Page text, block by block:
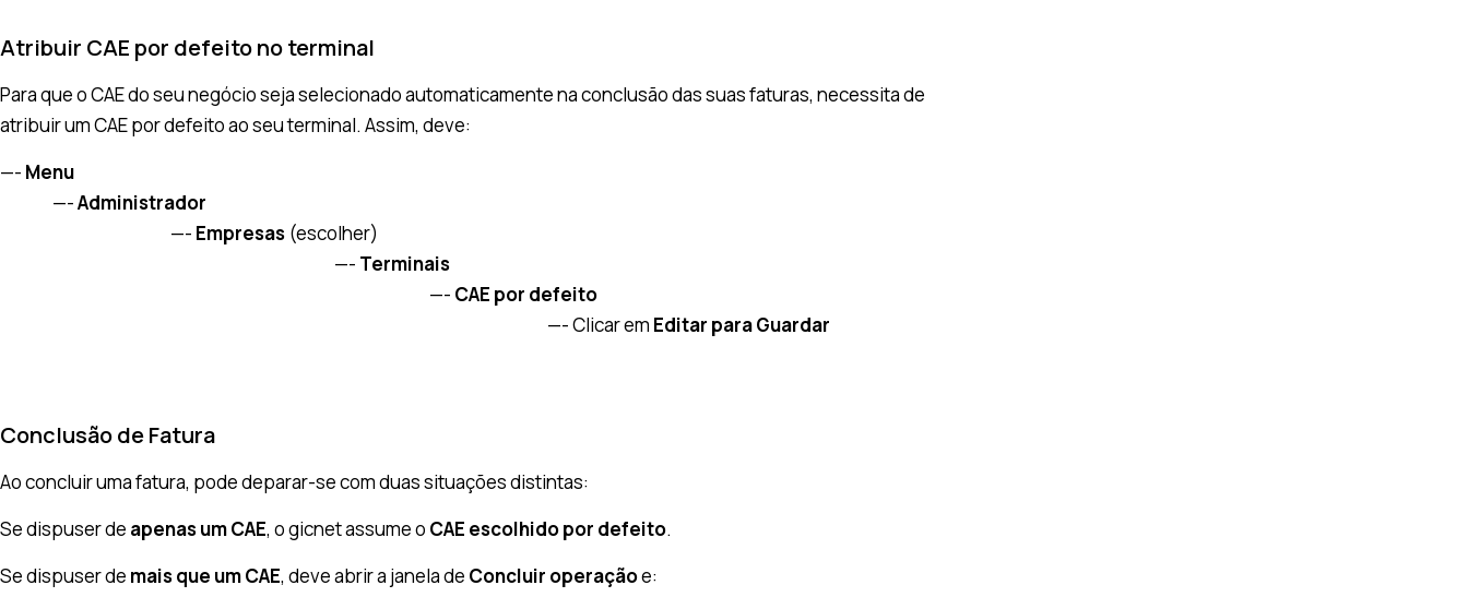
Atribuir CAE por defeito no terminal
Para que o CAE do seu negócio seja selecionado automaticamente na conclusão das suas faturas, necessita de
atribuir um CAE por defeito ao seu terminal. Assim, deve:
—- Menu
—-Administrador
—- Empresas (escolher)
—- Terminais
—- CAE por defeito
—- Clicar em Editar para Guardar
Conclusão de Fatura
Ao concluir uma fatura, pode deparar-se com duas situações distintas:
Se dispuser de apenas um CAE, o gicnet assume o CAE escolhido por defeito.
Se dispuser de mais que um CAE, deve abrir a janela de Concluir operaçãoe: